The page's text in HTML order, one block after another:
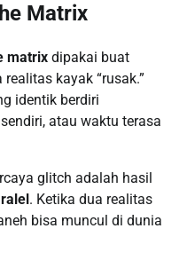
Matrix
matrix dipakai buat
kayak “rusak.”
identik berdiri
atau waktu terasa
glitch adalah hasil
. Ketika dua realitas
bisa muncul di dunia